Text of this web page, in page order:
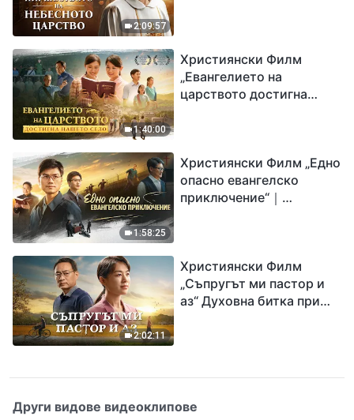
2:09:57
1:40:00
Християнски Филм
„Евангелието на
царството достигна
1:58:25
Християнски Филм „Едно
опасно евангелско
приключение“｜
Исус
2:02:11
Християнски Филм
„Съпругът ми пастор и
аз“ Духовна битка при
Други видове видеоклипове